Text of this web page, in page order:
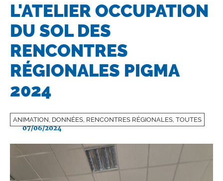
L'ATELIER OCCUPATION
DU SOL DES
RENCONTRES
RÉGIONALES PIGMA
2024
ANIMATION, DONNÉES, RENCONTRES RÉGIONALES, TOUTES
07/06/2024